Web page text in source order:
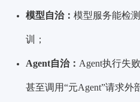
模型自治：模型服务能检
训；
Agent自治： Agent执行失
甚至调用“元Agent”请求外